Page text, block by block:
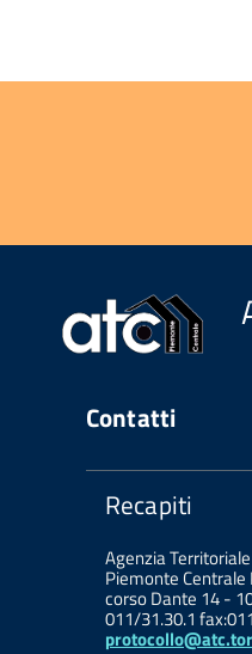
Contatti
Recapiti
Agenzia
Piemonte Centrale
corso Dante 14 -
011/31.30.1